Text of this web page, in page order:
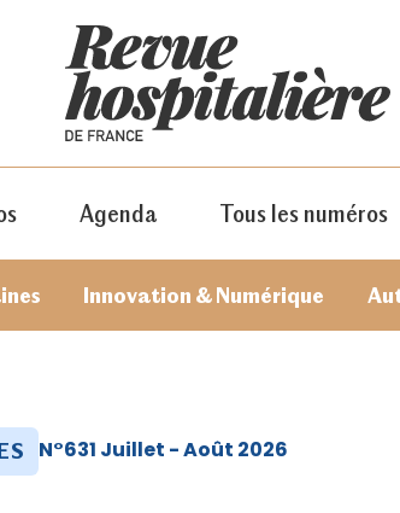
Agenda Tous les numéros
Innovation & Numérique
N°631 Juillet - Août 2026